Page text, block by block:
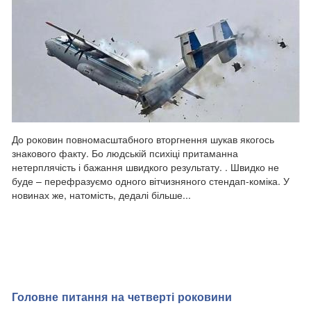
З упертістю, гідною кращого застосування, телеграм-обслуга
Зеленського поширює фейк про «борги» Європейська
Солідарність, четез які начебто її мають виселити з офісу.
Боргів немає — усе сплачено. Документи вчора представлені
на брифінгу, вони доступні...
До роковин повномасштабного вторгнення шукав якогось
знакового факту. Бо людській психіці притаманна
нетерплячість і бажання швидкого результату. . Швидко не
буде – перефразуємо одного вітчизняного стендап-коміка. У
новинах же, натомість, дедалі більше...
Головне питання на четверті роковини